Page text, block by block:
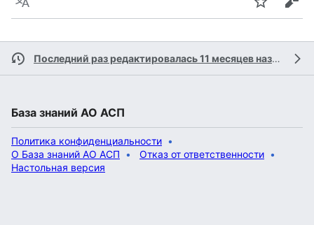
Язык Следить
Последний раз редактировалась 11 месяцев назад
База знаний АО АСП
Политика конфиденциальности
О База знаний АО АСП
Отказ от ответственности
Настольная версия